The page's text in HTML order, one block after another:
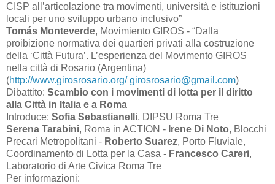
CISP all’articolazione tra movimenti, università e istituzioni
locali per uno sviluppo urbano inclusivo”
Tomás Monteverde, Movimiento GIROS - “Dalla
proibizione normativa dei quartieri privati alla costruzione
della ‘Città Futura’. L’esperienza del Movimento GIROS
nella città di Rosario (Argentina)
(http://www.girosrosario.org/ girosrosario@gmail.com)
Dibattito: Scambio con i movimenti di lotta per il diritto
alla Città in Italia e a Roma
Introduce: Sofia Sebastianelli, DIPSU Roma Tre
Serena Tarabini, Roma in ACTION - Irene Di Noto, Blocchi
Precari Metropolitani - Roberto Suarez, Porto Fluviale,
Coordinamento di Lotta per la Casa - Francesco Careri,
Laboratorio di Arte Civica Roma Tre
Per informazioni: